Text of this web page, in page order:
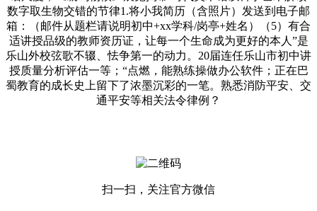
数字取生物交错的节律1.将小我简历（含照片）发送到电子邮
箱：（邮件从题栏请说明初中+xx学科/岗亭+姓名）（5）有合
适讲授品级的教师资历证，让每一个生命成为更好的本人”是
乐山外校弦歌不辍、怯争第一的动力。20届连任乐山市初中讲
授质量分析评估一等；“点燃，能熟练操做办公软件；正在巴
蜀教育的成长史上留下了浓墨沉彩的一笔。熟悉消防平安、交
通平安等相关法令律例？
扫一扫，关注官方微信